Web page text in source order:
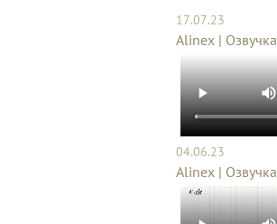
17.07.23
Alinex | Озвучка
04.06.23
Alinex | Озвучка